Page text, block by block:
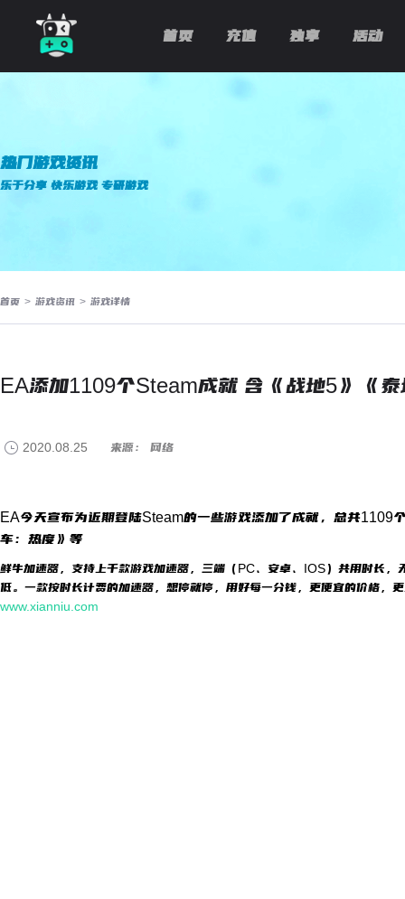
首页 充值 独享 活动
热门游戏资讯
乐于分享 快乐游戏 专研游戏
首页 > 游戏资讯 > 游戏详情
EA添加1109个Steam成就 含《战地5》《
2020.08.25 来源： 网络
EA今天宣布为近期登陆Steam的一些游戏添加了成就，总共1109
车：热度》等
鲜牛加速器，支持上千款游戏加速器，三端（PC、安卓、IOS）共用时长
低。一款按时长计费的加速器，想停就停，用好每一分钱，更便宜的价格，
www.xianniu.com